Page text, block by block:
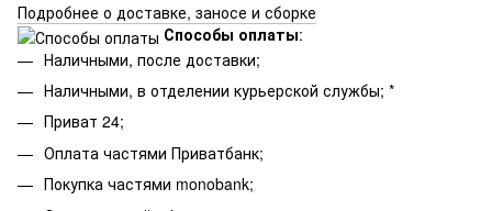
Подробнее о доставке, заносе и сборке
Способы оплаты:
Наличными, после доставки;
Наличными, в отделении курьерской службы; *
Приват 24;
Оплата частями Приватбанк;
Покупка частями monobank;